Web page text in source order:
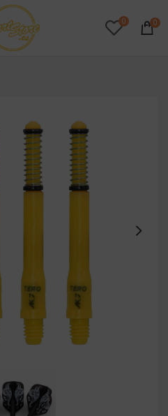
0 0